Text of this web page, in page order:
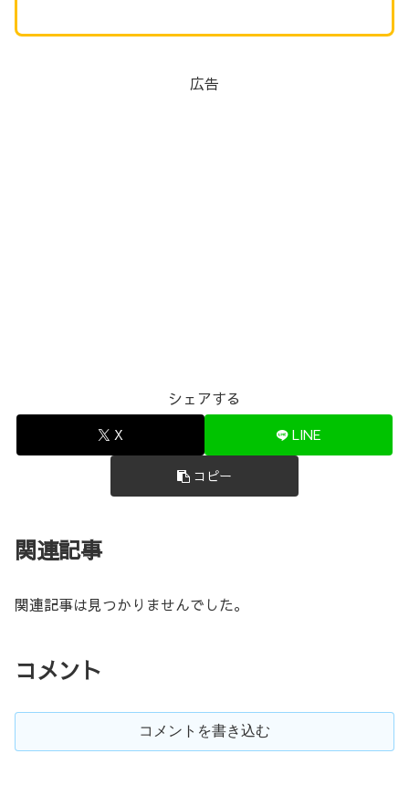
広告
シェアする
X LINE
コピー
関連記事
関連記事は見つかりませんでした。
コメント
コメントを書き込む